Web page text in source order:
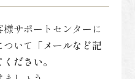
サポートセンターに
いて 「メールなど記
ださい。